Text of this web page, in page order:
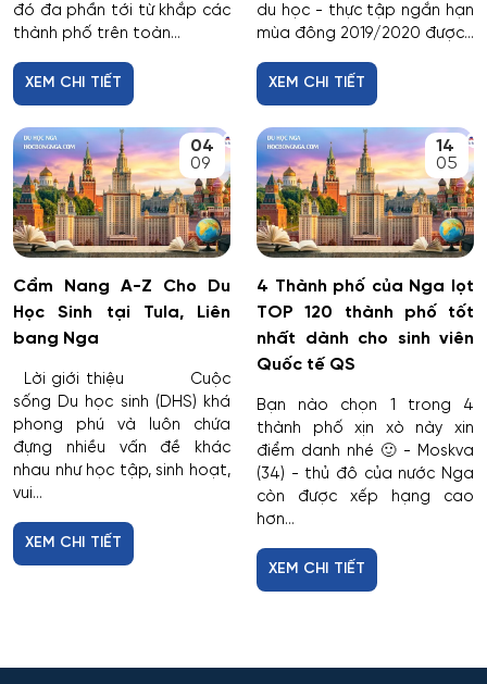
đó đa phần tới từ khắp các
thành phố trên toàn...
XEM CHI TIẾT
du học - thực tập ngắn hạn
mùa đông 2019/2020 được...
XEM CHI TIẾT
04
09
Cẩm Nang A-Z Cho Du
Học Sinh tại Tula, Liên
bang Nga
Lời giới thiệu Cuộc
sống Du học sinh (DHS) khá
phong phú và luôn chứa
đựng nhiều vấn đề khác
nhau như học tập, sinh hoạt,
vui...
XEM CHI TIẾT
14
05
4 Thành phố của Nga lọt
TOP 120 thành phố tốt
nhất dành cho sinh viên
Quốc tế QS
Bạn nào chọn 1 trong 4
thành phố xịn xò này xin
điểm danh nhé 🙂 - Moskva
(34) - thủ đô của nước Nga
còn được xếp hạng cao
hơn...
XEM CHI TIẾT